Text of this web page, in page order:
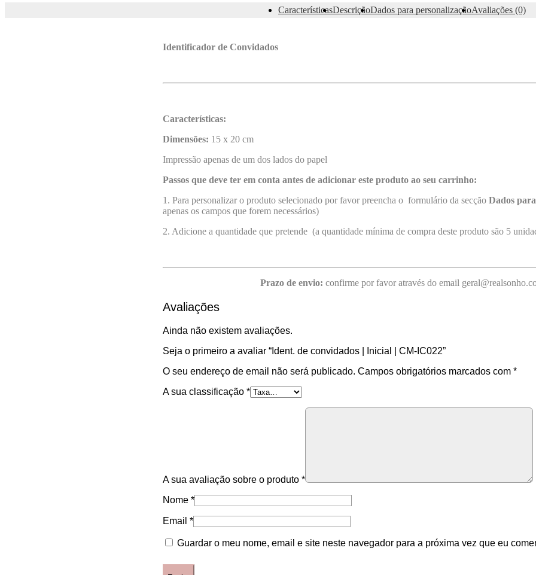
CaracterísticasDescriçãoDados para personalizaçãoAvaliações (0)
Identificador de Convidados
Características:
Dimensões: 15 x 20 cm
Impressão apenas de um dos lados do papel
Passos que deve ter em conta antes de adicionar este produto ao seu carrinho:
1. Para personalizar o produto selecionado por favor preencha o formulário da secção Dados
apenas os campos que forem necessários)
2. Adicione a quantidade que pretende (a quantidade mínima de compra deste produto são 5
Prazo de envio: confirme por favor através do email
Avaliações
Ainda não existem avaliações.
Seja o primeiro a avaliar “Ident. de convidados | Inicial | CM-IC022”
O seu endereço de email não será publicado. Campos obrigatórios marcados com *
A sua classificação *
A sua avaliação sobre o produto *
Nome *
Email *
Guardar o meu nome, email e site neste navegador para a próxima vez que eu